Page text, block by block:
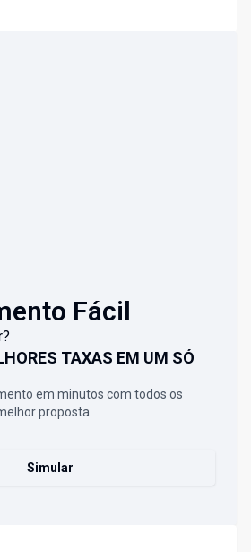
Fácil
TAXAS EM UM SÓ
em minutos com todos os
proposta.
Simular